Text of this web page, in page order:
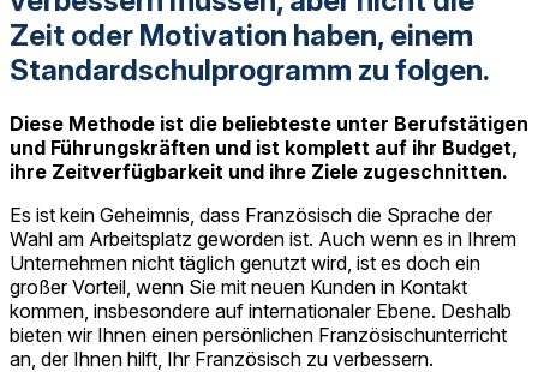
Zeit oder Motivation haben, einem
Standardschulprogramm zu folgen.
Diese Methode ist die beliebteste unter Berufstätigen
und Führungskräften und ist komplett auf ihr Budget,
ihre Zeitverfügbarkeit und ihre Ziele zugeschnitten.
Es ist kein Geheimnis, dass Französisch die Sprache der
Wahl am Arbeitsplatz geworden ist. Auch wenn es in Ihrem
Unternehmen nicht täglich genutzt wird, ist es doch ein
großer Vorteil, wenn Sie mit neuen Kunden in Kontakt
kommen, insbesondere auf internationaler Ebene. Deshalb
bieten wir Ihnen einen persönlichen Französischunterricht
an, der Ihnen hilft, Ihr Französisch zu verbessern.